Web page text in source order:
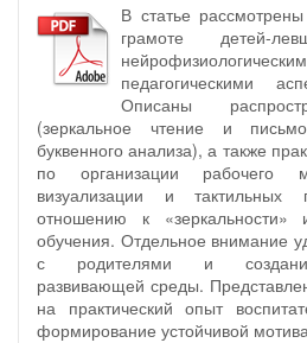
В статье
грамоте детей-
педагогическими
Описаны
(зеркальное чтение и
буквенного анализа), а также
по организации рабочего
визуализации и тактильных
отношению к
обучения. Отдельное внимание
с родителями и
развивающей среды.
на практический опыт
формирование устойчивой